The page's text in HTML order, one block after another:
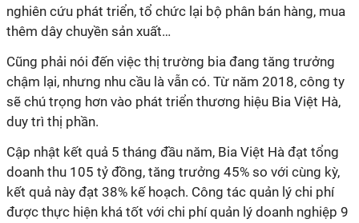
nghiên cứu phát triển, tổ chức lại bộ phân bán hàng, mua
thêm dây chuyền sản xuất…
Cũng phải nói đến việc thị trường bia đang tăng trưởng
chậm lại, nhưng nhu cầu là vẫn có. Từ năm 2018, công ty
sẽ chú trọng hơn vào phát triển thương hiệu Bia Việt Hà,
duy trì thị phần.
Cập nhật kết quả 5 tháng đầu năm, Bia Việt Hà đạt tổng
doanh thu 105 tỷ đồng, tăng trưởng 45% so với cùng kỳ,
kết quả này đạt 38% kế hoạch. Công tác quản lý chi phí
được thực hiện khá tốt với chi phí quản lý doanh nghiệp 9